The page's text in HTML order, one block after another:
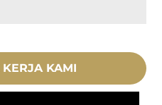
KERJA KAMI